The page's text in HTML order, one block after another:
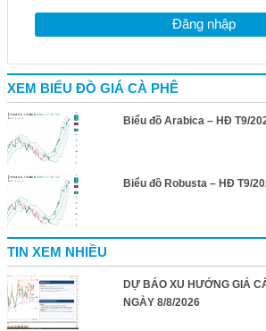
Đăng nhập
XEM BIỂU ĐỒ GIÁ CÀ PHÊ
Biểu đồ Arabica – HĐ T9/
Biểu đồ Robusta – HĐ T9/
TIN XEM NHIỀU
DỰ BÁO XU HƯỚNG GIÁ
NGÀY 8/8/2026